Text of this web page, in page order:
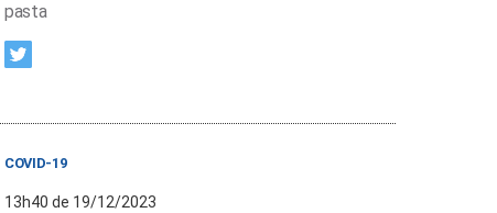
pasta
COVID-19
13h40 de 19/12/2023